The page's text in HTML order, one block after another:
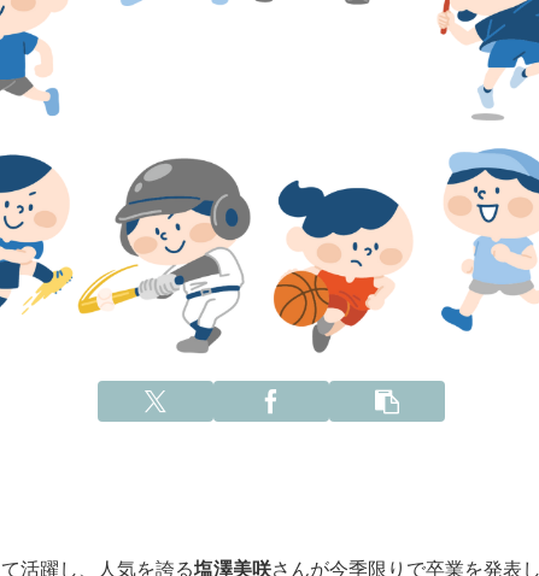
活躍し、人気を誇る塩澤美咲さんが今季限りで卒業を発表し